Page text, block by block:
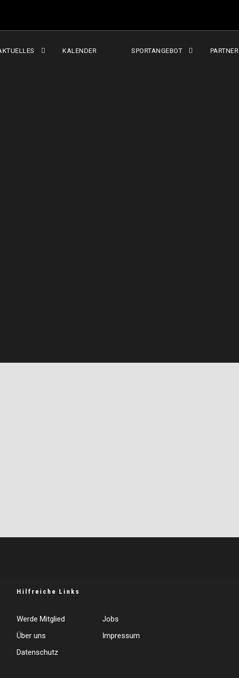
KALENDER SPORTANGEBOT PARTNER
Hilfreiche Links
Werde Mitglied
Jobs
Über uns
Impressum
Datenschutz